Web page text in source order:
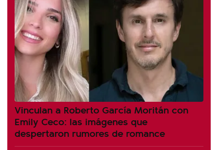
Vinculan a Roberto García Moritán con
Emily Ceco: las imágenes que
despertaron rumores de romance